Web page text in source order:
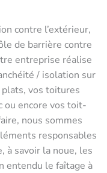
contre l’extérieur,
de barrière contre
entreprise réalise
/ isolation sur
vos toitures
ou encore vos toit-
nous sommes
responsables
à savoir la noue, les
entendu le faîtage à